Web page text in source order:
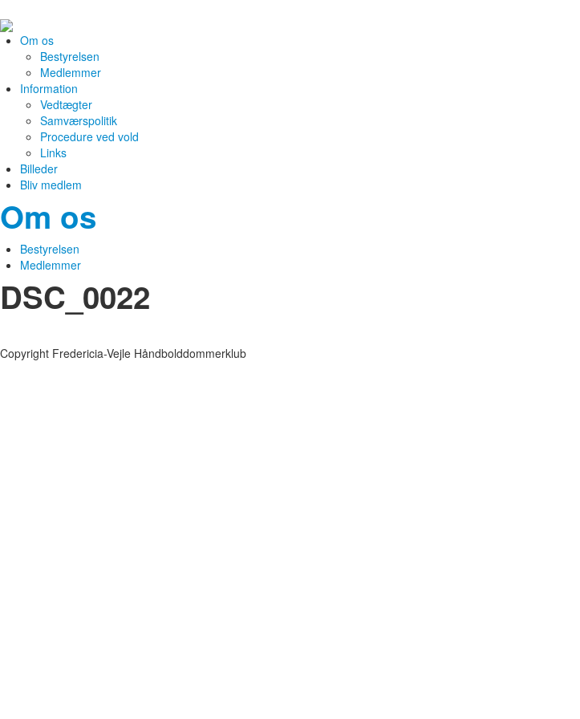
Om os
Bestyrelsen
Medlemmer
Information
Vedtægter
Samværspolitik
Procedure ved vold
Links
Billeder
Bliv medlem
Om os
Bestyrelsen
Medlemmer
DSC_0022
Copyright Fredericia-Vejle Håndbolddommerklub